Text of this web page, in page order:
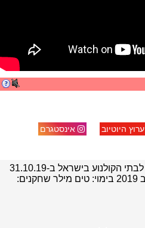
ערוץ היוטיוב אינסטגרם
שליחות קטלנית: גורל אפל יגיע לבתי הקולנוע בישראל ב-31.10.19
Terminator: Dark Fate ארה""ב 2019 בימוי: טים מילר שחקנים: